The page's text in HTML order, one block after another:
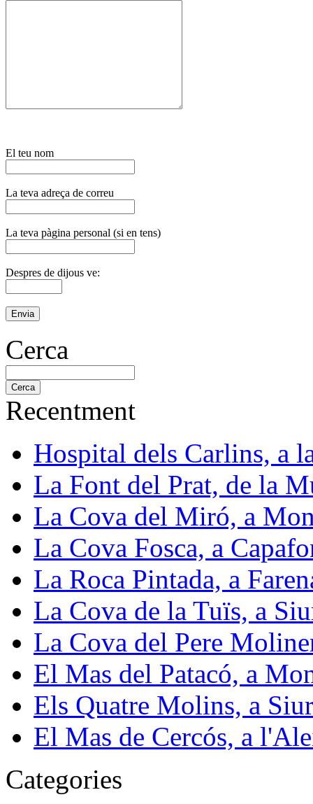
El teu nom
La teva adreça de correu
La teva pàgina personal (si en tens)
Despres de dijous ve:
Cerca
Recentment
Hospital dels Carlins, a
La Font del Prat, de la
La Cova del Miró, a
La Cova Fosca, a
La Roca Pintada, a
La Cova de la Tuïs, a
La Cova del Pere
El Mas del Patacó, a
Els Quatre Molins, a
El Mas de Cercós, a
Categories